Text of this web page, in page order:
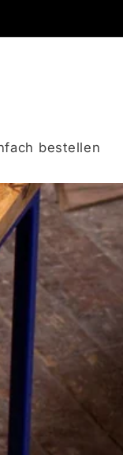
bestellen